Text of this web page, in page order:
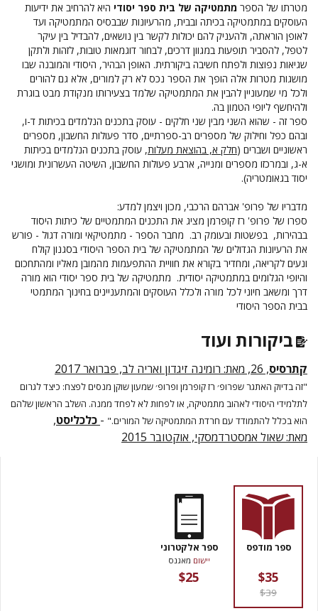
מטרתו של הספר מתמטיקה של בית ספר יסודי היא להרחיב את ידיעות
העוסקים במתמטיקה בכיתה ובבית, מהרעיונות שבבסיס המתמטיקה ועד
לאופן הוראתה, ולהעניק להם יכולות לקשר בין נושאים, להבדיל בין עיקר
לטפל, להסביר תופעות במגוון דרכים, לבחור דוגמאות טובות, לזהות ולתקן
שגיאות נפוצות ולפתח חשיבה ביקורתית. האופן הבהיר, היסודי והמובנה שבו
מושגות מטרות אלה הופך את הספר נכס לא רק למורים, אלא גם להורים
ולכל מי שמעוניין להבין את המתמטיקה שלמד בצעירותו מנקודת מבט בוגרת
ולהיחשף ליופי הטמון בה.
ספר זה - שהוא השני מבין שני חלקים - עוסק בתכנים הנלמדים בכיתות ד-ו,
ובהם כפל וחילוק של מספרים רב-ספרתיים, סדר פעולות החשבון, מספרים
ראשוניים ושברים (חלק א, בהוצאת מעלות, עוסק בתכנים הנלמדים בכיתות
א-ג, ובמרכזו מספרים ומנייה, ארבע פעולות החשבון, השיטה העשרונית ומושגי
יסוד בגאומטריה).
מדבריו של פרופ' אברהם הרכבי, מכון ויצמן למדע:
ספרו של פרופ' רז קופרמן מציג את התכנים המתמטיים של כיתות היסוד
בבהירות, בפשטות ובעומק רב. מחבר הספר - מתמטיקאי ומורה דגול - פורש
את הרעיונות הגדולים של המתמטיקה של בית הספר היסודי בסגנון קולח
ונעים לקריאה, ומחדיר בקורא את חוויית ההתפעמות מהמובן מאליו ומהתחכום
והיופי הגלומים במתמטיקה יסודית. מתמטיקה של בית ספר יסודי הוא מורה
דרך ומשאב חיוני לכל מורה ולכלל העוסקים והמתעניינים בחינוך המתמטי
בבית הספר היסודי
ביקורות ועוד
קתרסיס, 26, מאת: רומינה זיגדון ואריה לב, פברואר 2017
"זה בדיוק האתגר שפרופ׳ רז קופרמן ופרופ׳ שמעון שוקן מנסים לפצח: כיצד לגרום
לתלמידי היסודי לאהוב מתמטיקה, או לפחות לא לפחד ממנה. השלב הראשון שלהם
הוא בכלל להתמודד עם חרדת המתמטיקה של המורים." - כלכליסט,
מאת:שאול אמסטרדמסקי, אוקטובר 2015
ספר מודפס
$35
$39
ספר אלקטרוני
יישום מאגנס
$25